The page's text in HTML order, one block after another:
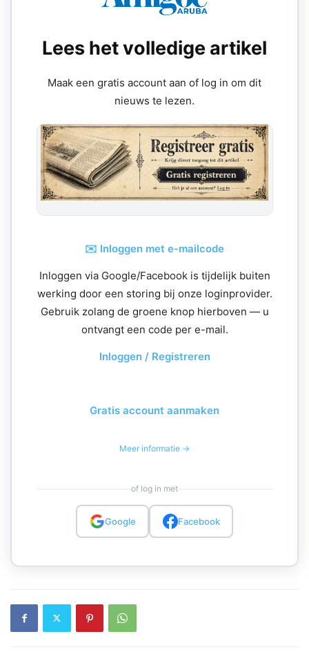
Lees het volledige artikel
Maak een gratis account aan of log in om dit
nieuws te lezen.
✉️ Inloggen met e-mailcode
Inloggen via Google/Facebook is tijdelijk buiten
werking door een storing bij onze loginprovider.
Gebruik zolang de groene knop hierboven — u
ontvangt een code per e-mail.
Inloggen / Registreren
Gratis account aanmaken
Meer informatie →
of log in met
Google Facebook